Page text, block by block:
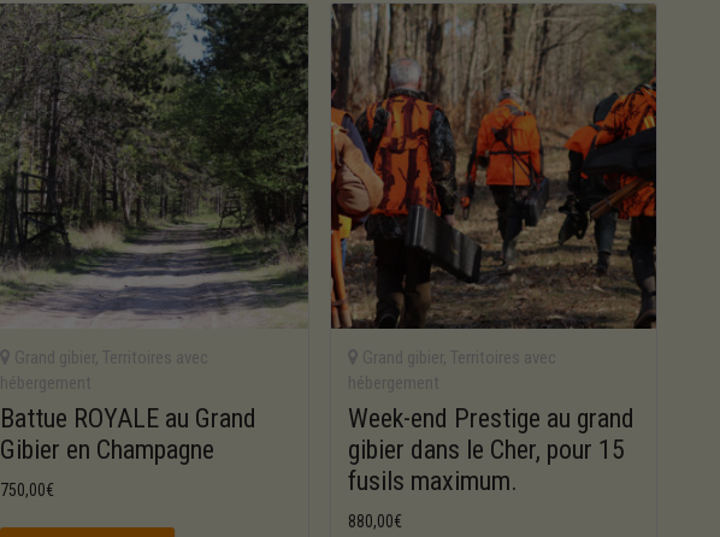
Grand gibier, Territoires avec
hébergement
Battue ROYALE au Grand
Gibier en Champagne
750,00€
Grand gibier,Territoires avec
hébergement
Week-end Prestige au grand
gibier dans le Cher, pour 15
fusils maximum.
880,00€